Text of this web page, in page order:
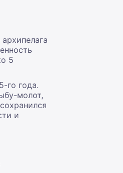
5
го года.
молот,
и